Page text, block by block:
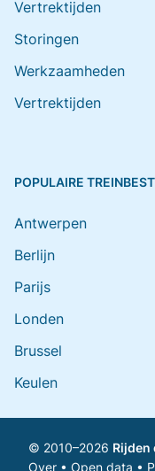
Vertrektijden
Storingen
Werkzaamheden
Vertrektijden
POPULAIRE
Antwerpen
Berlijn
Parijs
Londen
Brussel
Keulen
© 2010–2026 Rijden
Over • Open data •